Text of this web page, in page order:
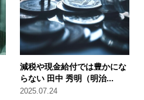
減税や現金給付では豊かにな
らない 田中 秀明（明治...
2025.07.24